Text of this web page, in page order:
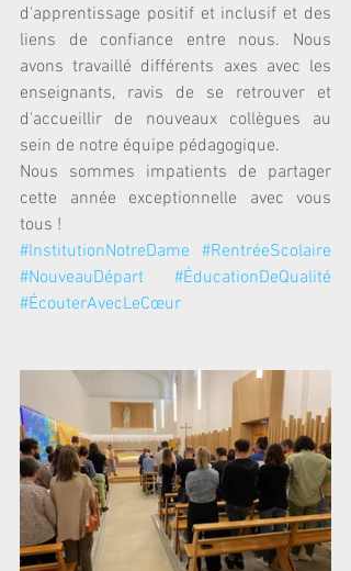
d'apprentissage positif et inclusif et des
liens de confiance entre nous. Nous
avons travaillé différents axes avec les
enseignants, ravis de se retrouver et
d'accueillir de nouveaux collègues au
sein de notre équipe pédagogique.
Nous sommes impatients de partager
cette année exceptionnelle avec vous
tous !
#InstitutionNotreDame #RentréeScolaire
#NouveauDépart
#ÉducationDeQualité
#ÉcouterAvecLeCœur